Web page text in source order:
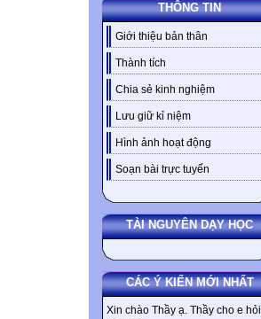
THÔNG TIN
Giới thiệu bản thân
Thành tích
Chia sẻ kinh nghiệm
Lưu giữ kỉ niệm
Hình ảnh hoạt động
Soạn bài trực tuyến
TÀI NGUYÊN DẠY HỌC
CÁC Ý KIẾN MỚI NHẤT
Xin chào Thầy ạ. Thầy cho e hỏi